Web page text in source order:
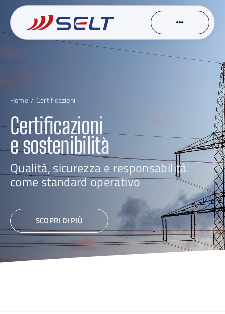
content
Home Certificazioni
Certificazioni
e sostenibilità
Qualità, sicurezza e responsabilità
come standard operativo
SCOPRI DI PIÙ